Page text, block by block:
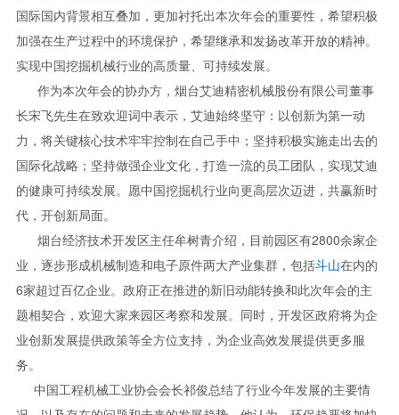
国际国内背景相互叠加，更加衬托出本次年会的重要性，希望积极
加强在生产过程中的环境保护，希望继承和发扬改革开放的精神。
实现中国挖掘机械行业的高质量、可持续发展。
作为本次年会的协办方，烟台艾迪精密机械股份有限公司董事
长宋飞先生在致欢迎词中表示，艾迪始终坚守：以创新为第一动
力，将关键核心技术牢牢控制在自己手中；坚持积极实施走出去的
国际化战略；坚持做强企业文化，打造一流的员工团队，实现艾迪
的健康可持续发展。愿中国挖掘机行业向更高层次迈进，共赢新时
代，开创新局面。
烟台经济技术开发区主任牟树青介绍，目前园区有2800余家企
业，逐步形成机械制造和电子原件两大产业集群，包括斗山在内的
6家超过百亿企业。政府正在推进的新旧动能转换和此次年会的主
题相契合，欢迎大家来园区考察和发展。同时，开发区政府将为企
业创新发展提供政策等全方位支持，为企业高效发展提供更多服
务。
中国工程机械工业协会会长祁俊总结了行业今年发展的主要情